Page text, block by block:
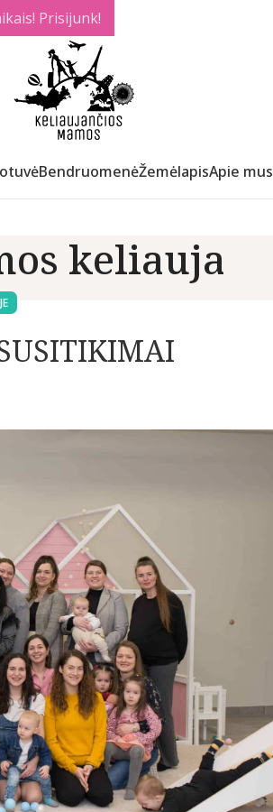
BendruomenėŽemėlapisApie mus
keliauja
Prisijunk!